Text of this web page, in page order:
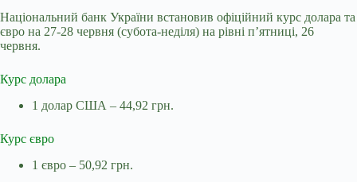
Національний банк України встановив офіційний курс долара та
євро на 27-28 червня (субота-неділя) на рівні п’ятниці, 26
червня.
Курс долара
1 долар США – 44,92 грн.
Курс євро
1 євро – 50,92 грн.